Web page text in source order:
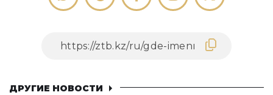
ДРУГИЕ НОВОСТИ